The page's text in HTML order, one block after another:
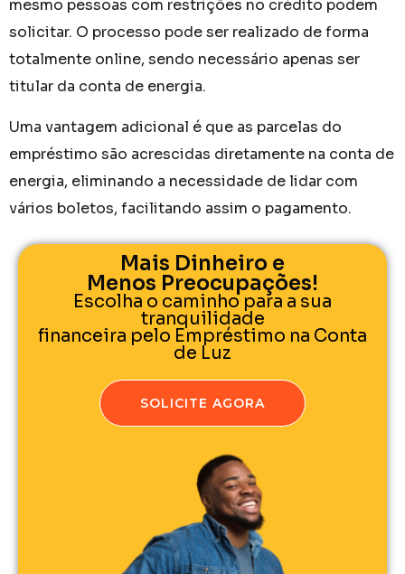
mesmo pessoas com restrições no crédito podem
solicitar. O processo pode ser realizado de forma
totalmente online, sendo necessário apenas ser
titular da conta de energia.
Uma vantagem adicional é que as parcelas do
empréstimo são acrescidas diretamente na conta de
energia, eliminando a necessidade de lidar com
vários boletos, facilitando assim o pagamento.
Mais Dinheiro e
Menos Preocupações!
Escolha o caminho para a sua
tranquilidade
financeira pelo Empréstimo na Conta
de Luz
SOLICITE AGORA